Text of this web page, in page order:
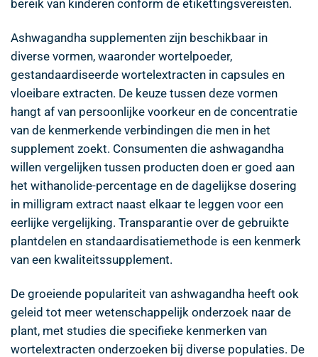
bereik van kinderen conform de etikettingsvereisten.
Ashwagandha supplementen zijn beschikbaar in
diverse vormen, waaronder wortelpoeder,
gestandaardiseerde wortelextracten in capsules en
vloeibare extracten. De keuze tussen deze vormen
hangt af van persoonlijke voorkeur en de concentratie
van de kenmerkende verbindingen die men in het
supplement zoekt. Consumenten die ashwagandha
willen vergelijken tussen producten doen er goed aan
het withanolide-percentage en de dagelijkse dosering
in milligram extract naast elkaar te leggen voor een
eerlijke vergelijking. Transparantie over de gebruikte
plantdelen en standaardisatiemethode is een kenmerk
van een kwaliteitssupplement.
De groeiende populariteit van ashwagandha heeft ook
geleid tot meer wetenschappelijk onderzoek naar de
plant, met studies die specifieke kenmerken van
wortelextracten onderzoeken bij diverse populaties. De